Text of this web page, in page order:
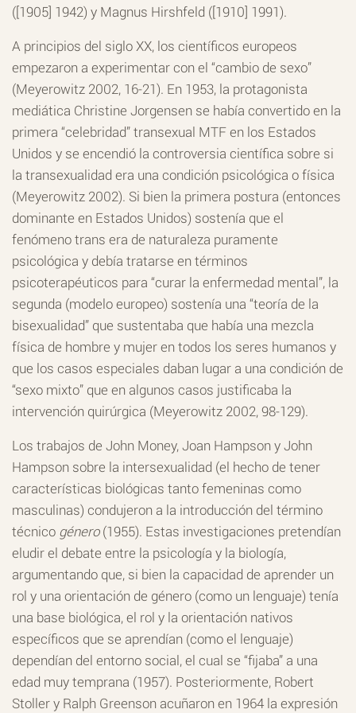
([1905] 1942) y Magnus Hirshfeld ([1910] 1991).
A principios del siglo XX, los científicos europeos
empezaron a experimentar con el “cambio de sexo”
(Meyerowitz 2002, 16-21). En 1953, la protagonista
mediática Christine Jorgensen se había convertido en la
primera “celebridad” transexual MTF en los Estados
Unidos y se encendió la controversia científica sobre si
la transexualidad era una condición psicológica o física
(Meyerowitz 2002). Si bien la primera postura (entonces
dominante en Estados Unidos) sostenía que el
fenómeno trans era de naturaleza puramente
psicológica y debía tratarse en términos
psicoterapéuticos para “curar la enfermedad mental”, la
segunda (modelo europeo) sostenía una “teoría de la
bisexualidad” que sustentaba que había una mezcla
física de hombre y mujer en todos los seres humanos y
que los casos especiales daban lugar a una condición de
“sexo mixto” que en algunos casos justificaba la
intervención quirúrgica (Meyerowitz 2002, 98-129).
Los trabajos de John Money, Joan Hampson y John
Hampson sobre la intersexualidad (el hecho de tener
características biológicas tanto femeninas como
masculinas) condujeron a la introducción del término
técnico género(1955). Estas investigaciones pretendían
eludir el debate entre la psicología y la biología,
argumentando que, si bien la capacidad de aprender un
rol y una orientación de género (como un lenguaje) tenía
una base biológica, el rol y la orientación nativos
específicos que se aprendían (como el lenguaje)
dependían del entorno social, el cual se “fijaba” a una
edad muy temprana (1957). Posteriormente, Robert
Stoller y Ralph Greenson acuñaron en 1964 la expresión